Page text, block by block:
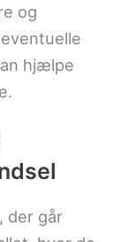
og
hjælpe
der går